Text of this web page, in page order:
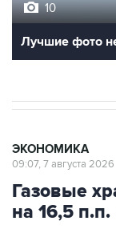
10
Лучшие фото
ЭКОНОМИКА
09:07, 7 августа 2026
Газовые
на 16,5